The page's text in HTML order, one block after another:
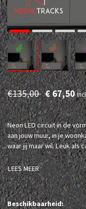
€135,00 € 67,50
Neon LED circuit in de
aan jouw muur, in je
waar jij maar wil. Leuk als
LEES MEER
Beschikbaarheid: